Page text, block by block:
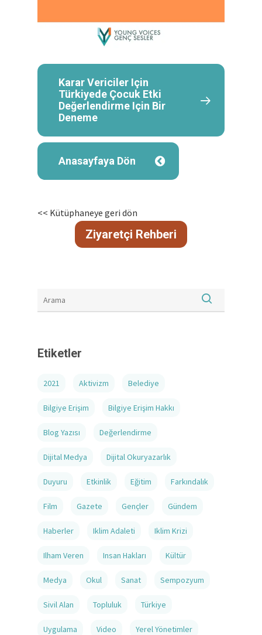
Karar Vericiler Için
Türkiyede Çocuk Etki
Değerlendirme Için Bir
Deneme
Anasayfaya Dön
<< Kütüphaneye geri dön
Ziyaretçi Rehberi
Etiketler
2021 Aktivizm Belediye
Bilgiye Erişim Bilgiye Erişim Hakkı
Blog Yazısı Değerlendirme
Dijital Medya Dijital Okuryazarlık
Duyuru Etkinlik Eğitim Farkındalık
Film Gazete Gençler Gündem
Haberler Iklim Adaleti Iklim Krizi
Ilham Veren Insan Hakları Kültür
Medya Okul Sanat Sempozyum
Sivil Alan Topluluk Türkiye
Uygulama Video Yerel Yönetimler